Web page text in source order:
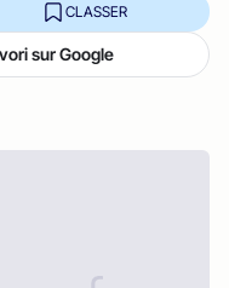
CLASSER
sur Google